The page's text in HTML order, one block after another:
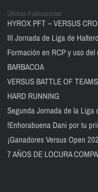
Últimas Publicaciones
HYROX PFT – VERSUS
III Jornada de Liga de
Formación en RCP y uso
BARBACOA
VERSUS BATTLE OF
HARD RUNNING
Segunda Jornada de la
!Enhorabuena Dani por tu
¡Ganadores Versus Open
7 AÑOS DE LOCURA